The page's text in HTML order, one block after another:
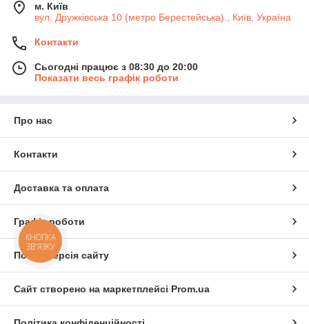
м. Київ
вул. Дружківська 10 (метро Берестейська)., Київ, Україна
Контакти
Сьогодні працює з 08:30 до 20:00
Показати весь графік роботи
Про нас
Контакти
Доставка та оплата
Графік роботи
Повна версія сайту
Сайт створено на маркетплейсі Prom.ua
КНОПКА
ЗВ'ЯЗКУ